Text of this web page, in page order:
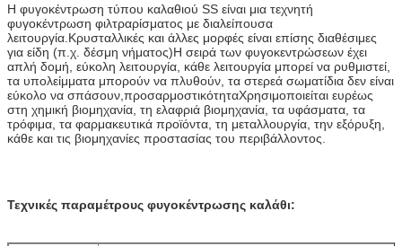
Η φυγοκέντρωση τύπου καλαθιού SS είναι μια τεχνητή
φυγοκέντρωση φιλτραρίσματος με διαλείπουσα
λειτουργία.Κρυσταλλικές και άλλες μορφές είναι επίσης διαθέσιμες
για είδη (π.χ. δέσμη νήματος)Η σειρά των φυγοκεντρώσεων έχει
απλή δομή, εύκολη λειτουργία, κάθε λειτουργία μπορεί να ρυθμιστεί,
τα υπολείμματα μπορούν να πλυθούν, τα στερεά σωματίδια δεν είναι
εύκολο να σπάσουν,προσαρμοστικότηταΧρησιμοποιείται ευρέως
στη χημική βιομηχανία, τη ελαφριά βιομηχανία, τα υφάσματα, τα
τρόφιμα, τα φαρμακευτικά προϊόντα, τη μεταλλουργία, την εξόρυξη,
κάθε και τις βιομηχανίες προστασίας του περιβάλλοντος.
Τεχνικές παραμέτρους φυγοκέντρωσης καλάθι: